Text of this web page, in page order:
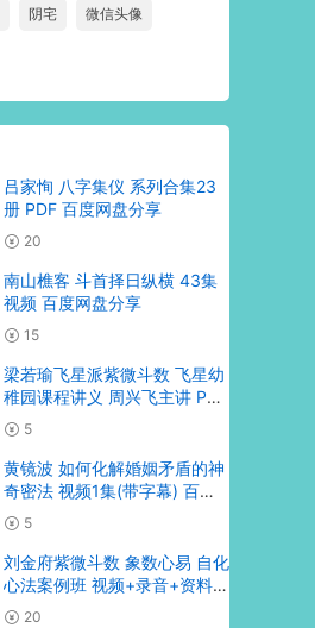
阴宅 微信头像
吕家恂 八字集仪 系列合集23
册 PDF 百度网盘分享
20
南山樵客 斗首择日纵横 43集
视频 百度网盘分享
15
梁若瑜飞星派紫微斗数 飞星幼
稚园课程讲义 周兴飞主讲 PDF
297页
5
黄镜波 如何化解婚姻矛盾的神
奇密法 视频1集(带字幕) 百度
网盘分享
5
刘金府紫微斗数 象数心易 自化
心法案例班 视频+录音+资料
粤语
20